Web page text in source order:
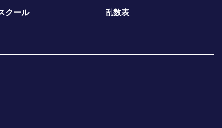
クール 乱数表